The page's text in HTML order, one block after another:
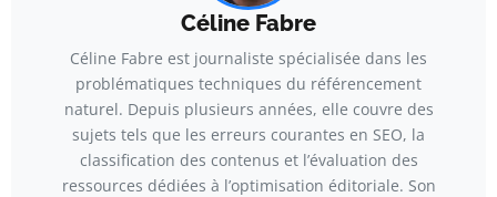
Céline Fabre
Céline Fabre est journaliste spécialisée dans les
problématiques techniques du référencement
naturel. Depuis plusieurs années, elle couvre des
sujets tels que les erreurs courantes en SEO, la
classification des contenus et l’évaluation des
ressources dédiées à l’optimisation éditoriale. Son